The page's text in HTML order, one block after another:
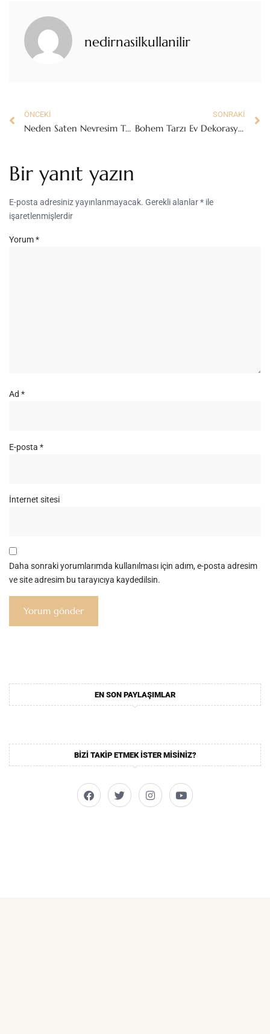
nedirnasilkullanilir
ÖNCEKI
Neden Saten Nevresim Takımı Almalıyız?
SONRAKI
Bohem Tarzı Ev Dekorasyonu Nasıl Yapılır?
Bir yanıt yazın
E-posta adresiniz yayınlanmayacak. Gerekli alanlar* ile
işaretlenmişlerdir
Yorum*
Ad *
E-posta *
İnternet sitesi
Daha sonraki yorumlarımda kullanılması için adım, e-posta adresim
ve site adresim bu tarayıcıya kaydedilsin.
EN SON PAYLAŞIMLAR
BIZI TAKIP ETMEK ISTER MISINIZ?